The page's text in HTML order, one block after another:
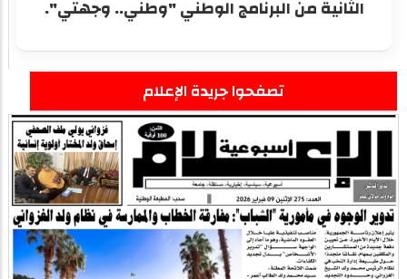
الثانية من البرنامج الوطني "وطني.. وجهتي".
تصفحوا جريدة الإعلام